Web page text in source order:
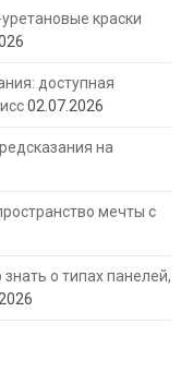
краски
доступная
02.07.2026
на
мечты с
о типах панелей,